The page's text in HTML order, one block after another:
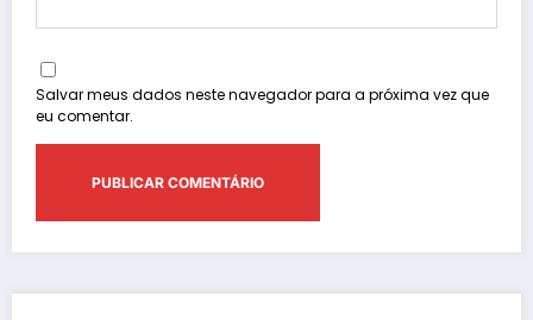
Salvar meus dados neste navegador para a próxima vez que
eu comentar.